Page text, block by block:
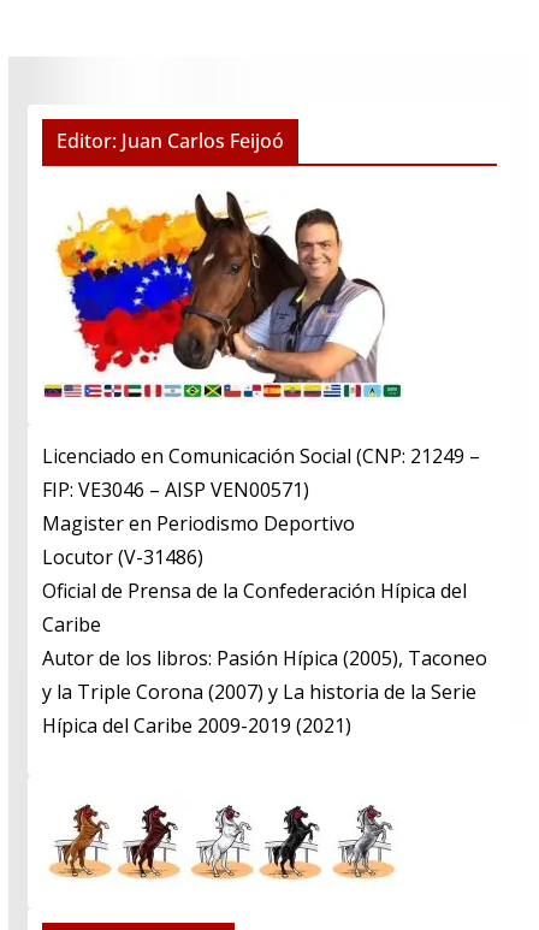
Editor: Juan Carlos Feijoó
Licenciado en Comunicación Social (CNP: 21249 –
FIP: VE3046 – AISP VEN00571)
​Magister en Periodismo Deportivo
​Locutor (V-31486)
​Oficial de Prensa de la Confederación Hípica del
Caribe
​Autor de los libros: Pasión Hípica (2005), Taconeo
y la Triple Corona (2007) y La historia de la Serie
Hípica del Caribe 2009-2019 (2021)